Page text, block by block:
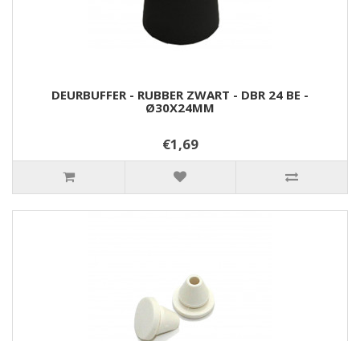
DEURBUFFER - RUBBER ZWART - DBR 24 BE -
Ø30X24MM
€1,69